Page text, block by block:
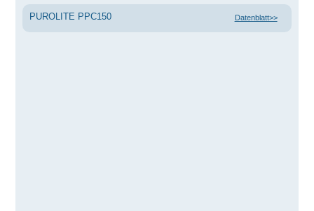
PUROLITE PPC150 Datenblatt>>